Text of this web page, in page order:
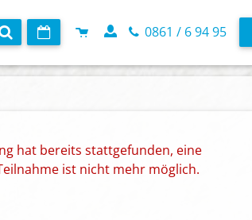
0861 / 6 94 95
hat bereits stattgefunden, eine
ist nicht mehr möglich.